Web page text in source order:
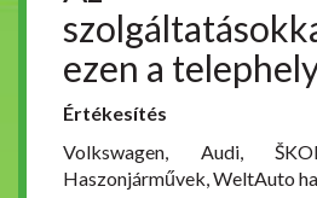
ezen a
Értékesítés
Volkswagen, Audi,
Haszonjárművek, WeltAuto